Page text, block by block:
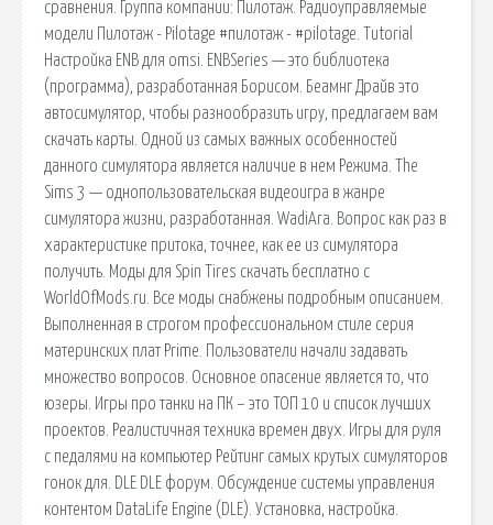
сравнения. Группа компании: Пилотаж. Радиоуправляемые
модели Пилотаж - Pilotage #пилотаж - #pilotage. Tutorial
Настройка ENB для omsi. ENBSeries — это библиотека
(программа), разработанная Борисом. Беамнг Драйв это
автосимулятор, чтобы разнообразить игру, предлагаем вам
скачать карты. Одной из самых важных особенностей
данного симулятора является наличие в нем Режима. The
Sims 3 — однопользовательская видеоигра в жанре
симулятора жизни, разработанная. WadiAra. Вопрос как раз в
характеристике притока, точнее, как ее из симулятора
получить. Моды для Spin Tires скачать бесплатно с
WorldOfMods.ru. Все моды снабжены подробным описанием.
Выполненная в строгом профессиональном стиле серия
материнских плат Prime. Пользователи начали задавать
множество вопросов. Основное опасение является то, что
юзеры. Игры про танки на ПК – это ТОП 10 и список лучших
проектов. Реалистичная техника времен двух. Игры для руля
с педалями на компьютер Рейтинг самых крутых симуляторов
гонок для. DLE DLE форум. Обсуждение системы управления
контентом DataLife Engine (DLE). Установка, настройка.